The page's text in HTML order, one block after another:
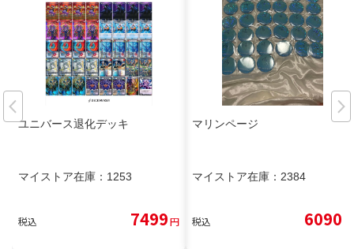
ユニバース退化デッキ
マイストア在庫： 1253
税込 7499円
マリンページ
マイストア在庫： 2384
税込 6090